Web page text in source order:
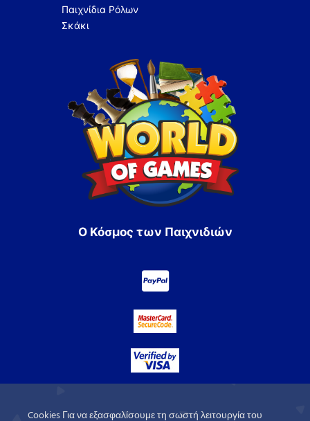
Παιχνίδια Ρόλων
Σκάκι
Ο Κόσμος των Παιχνιδιών
Cookies Για να εξασφαλίσουμε τη σωστή λειτουργία του